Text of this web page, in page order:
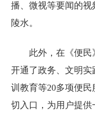
播、微视等要闻的
陵水。
此外，在《便民
开通了政务、文明
训教育等20多项便
切入口，为用户提供